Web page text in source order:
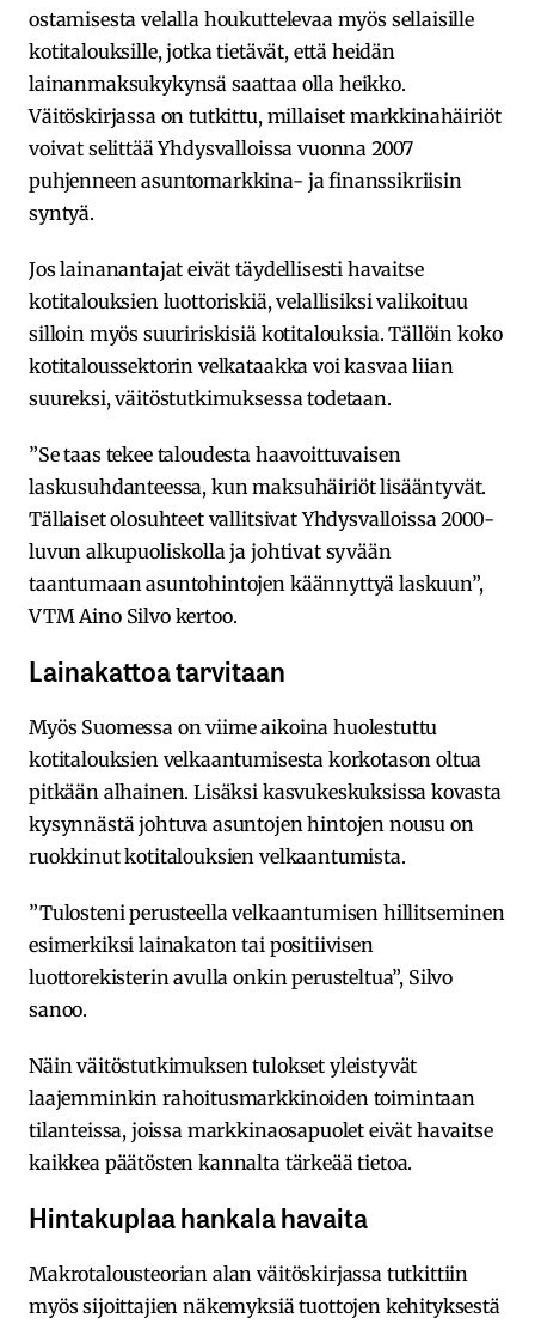
ostamisesta velalla houkuttelevaa myös sellaisille
kotitalouksille, jotka tietävät, että heidän
lainanmaksukykynsä saattaa olla heikko.
Väitöskirjassa on tutkittu, millaiset markkinahäiriöt
voivat selittää Yhdysvalloissa vuonna 2007
puhjenneen asuntomarkkina- ja finanssikriisin
syntyä.
Jos lainanantajat eivät täydellisesti havaitse
kotitalouksien luottoriskiä, velallisiksi valikoituu
silloin myös suuririskisiä kotitalouksia. Tällöin koko
kotitaloussektorin velkataakka voi kasvaa liian
suureksi, väitöstutkimuksessa todetaan.
”Se taas tekee taloudesta haavoittuvaisen
laskusuhdanteessa, kun maksuhäiriöt lisääntyvät.
Tällaiset olosuhteet vallitsivat Yhdysvalloissa 2000-
luvun alkupuoliskolla ja johtivat syvään
taantumaan asuntohintojen käännyttyä laskuun”,
VTM Aino Silvo kertoo.
Lainakattoa tarvitaan
Myös Suomessa on viime aikoina huolestuttu
kotitalouksien velkaantumisesta korkotason oltua
pitkään alhainen. Lisäksi kasvukeskuksissa kovasta
kysynnästä johtuva asuntojen hintojen nousu on
ruokkinut kotitalouksien velkaantumista.
”Tulosteni perusteella velkaantumisen hillitseminen
esimerkiksi lainakaton tai positiivisen
luottorekisterin avulla onkin perusteltua”, Silvo
sanoo.
Näin väitöstutkimuksen tulokset yleistyvät
laajemminkin rahoitusmarkkinoiden toimintaan
tilanteissa, joissa markkinaosapuolet eivät havaitse
kaikkea päätösten kannalta tärkeää tietoa.
Hintakuplaa hankala havaita
Makrotalousteorian alan väitöskirjassa tutkittiin
myös sijoittajien näkemyksiä tuottojen kehityksestä